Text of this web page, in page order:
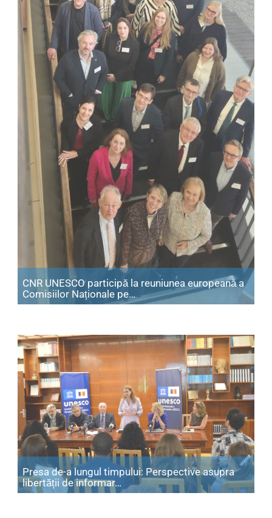
CNR UNESCO participă la reuniunea europeană a
Comisiilor Naționale pe… Articol: CNR UNESCO
Presa de-a lungul timpului: Perspective asupra
libertății de informar… Articol: Presa de-a lungul